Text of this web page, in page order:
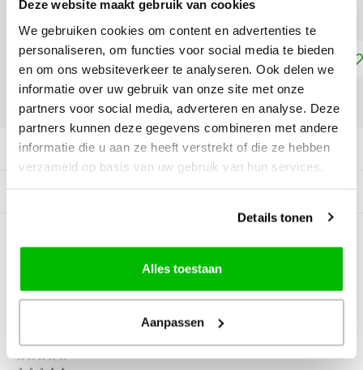
Deze website maakt gebruik van cookies
We gebruiken cookies om content en advertenties te
personaliseren, om functies voor social media te bieden
en om ons websiteverkeer te analyseren. Ook delen we
informatie over uw gebruik van onze site met onze
partners voor social media, adverteren en analyse. Deze
partners kunnen deze gegevens combineren met andere
informatie die u aan ze heeft verstrekt of die ze hebben
verzameld op basis van uw gebruik van hun services.
Details tonen
Alles toestaan
Aanpassen
100% OP HET LAAGSTGEPRIJSDE PRODUCT.
Toevoegen aan winkelwagen
DELEN:
Productomschrijving
0STERREN OP BASIS VAN0
BEOORDELINGEN
0Reviews